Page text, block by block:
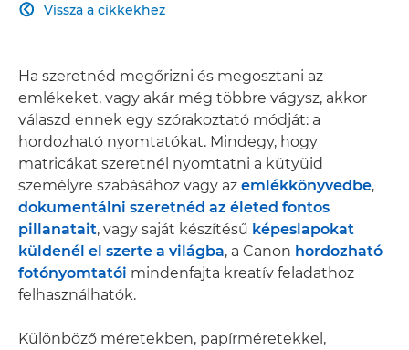
Vissza a cikkekhez

Ha szeretnéd megőrizni és megosztani az
emlékeket, vagy akár még többre vágysz, akkor
válaszd ennek egy szórakoztató módját: a
hordozható nyomtatókat. Mindegy, hogy
matricákat szeretnél nyomtatni a kütyüid
személyre szabásához vagy az emlékkönyvedbe,
dokumentálni szeretnéd az életed fontos
pillanatait, vagy saját készítésű képeslapokat
küldenél el szerte a világba, a Canon hordozható
fotónyomtatói mindenfajta kreatív feladathoz
felhasználhatók.
Különböző méretekben, papírméretekkel,